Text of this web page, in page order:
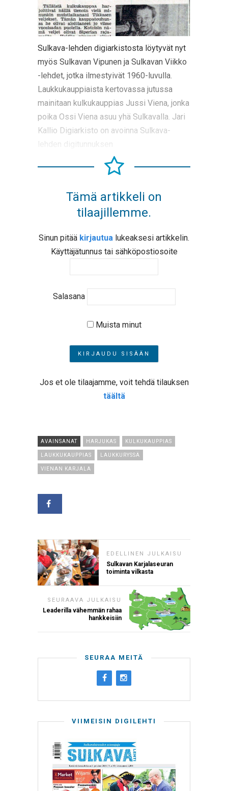
Sulkava-lehden digiarkistosta löytyvät nyt
myös Sulkavan Vipunen ja Sulkavan Viikko
-lehdet, jotka ilmestyivät 1960-luvulla.
Laukkukauppiaista kertovassa jutussa
mainitaan kulkukauppias Jussi Viena, jonka
poika Ossi Viena asuu yhä Sulkavalla. Jari
Kallio Digiarkisto on avoinna Sulkava-
lehden digitunnuksen
Tämä artikkeli on
tilaajillemme.
Sinun pitää kirjautua lukeaksesi artikkelin.
Käyttäjätunnus tai sähköpostiosoite
Salasana
Muista minut
Jos et ole tilaajamme, voit tehdä tilauksen
täältä
AVAINSANAT HARJUKAS KULKUKAUPPIAS
LAUKKUKAUPPIAS LAUKKURYSSÄ
VIENAN KARJALA
EDELLINEN JULKAISU
Sulkavan Karjalaseuran
toiminta vilkasta
SEURAAVA JULKAISU
Leaderilla vähemmän rahaa
hankkeisiin
SEURAA MEITÄ
VIIMEISIN DIGILEHTI